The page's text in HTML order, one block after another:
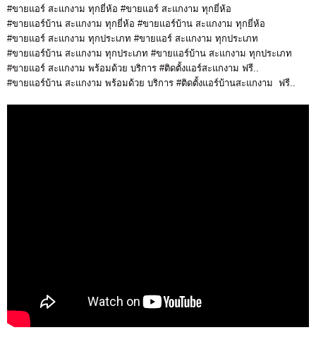
#ขายแอร์ สะแกงาม ทุกยี่ห้อ #ขายแอร์ สะแกงาม ทุกยี่ห้อ
#ขายแอร์บ้าน สะแกงาม ทุกยี่ห้อ #ขายแอร์บ้าน สะแกงาม ทุกยี่ห้อ
#ขายแอร์ สะแกงาม ทุกประเภท #ขายแอร์ สะแกงาม ทุกประเภท
#ขายแอร์บ้าน สะแกงาม ทุกประเภท #ขายแอร์บ้าน สะแกงาม ทุกประเภท
#ขายแอร์ สะแกงาม พร้อมด้วย บริการ #ติดตั้งแอร์สะแกงาม ฟรี..
#ขายแอร์บ้าน สะแกงาม พร้อมด้วย บริการ #ติดตั้งแอร์บ้านสะแกงาม ฟรี..